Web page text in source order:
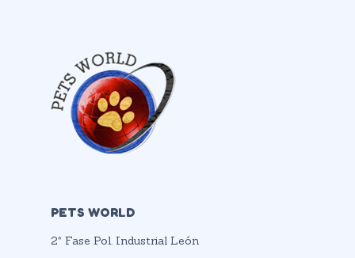
PETS WORLD
2ª Fase Pol. Industrial León